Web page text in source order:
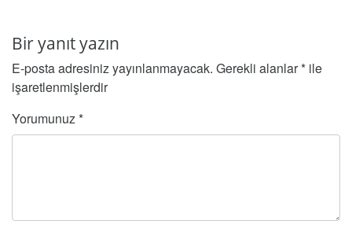
Bir yanıt yazın
E-posta adresiniz yayınlanmayacak. Gerekli alanlar* ile
işaretlenmişlerdir
Yorumunuz*